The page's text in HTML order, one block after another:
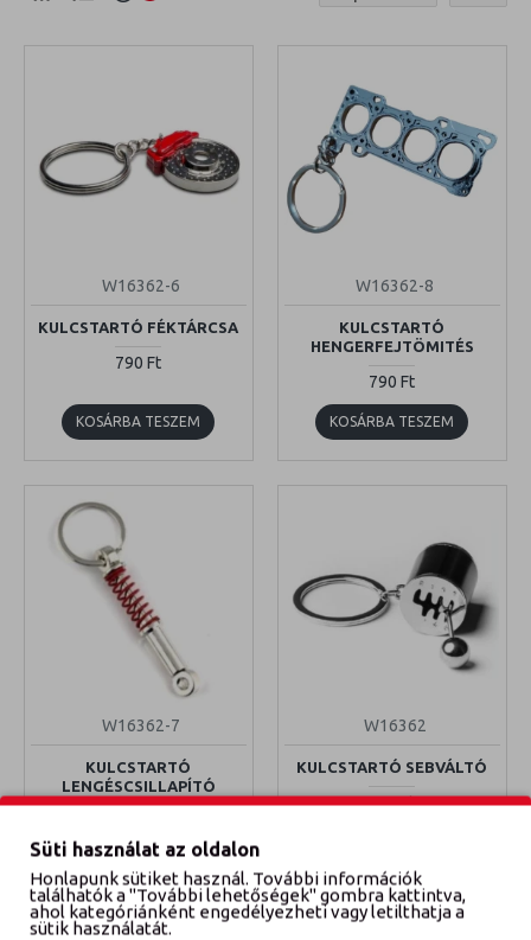
W16362-6
KULCSTARTÓ FÉKTÁRCSA
790 Ft
KOSÁRBA TESZEM
W16362-8
KULCSTARTÓ
HENGERFEJTÖMITÉS
790 Ft
KOSÁRBA TESZEM
W16362-7
KULCSTARTÓ
LENGÉSCSILLAPÍTÓ
KOSÁRBA TESZEM
W16362
KULCSTARTÓ SEBVÁLTÓ
790 Ft
Süti használat az oldalon
Honlapunk sütiket használ. További információk
találhatók a "További lehetőségek" gombra kattintva,
ahol kategóriánként engedélyezheti vagy letilthatja a
sütik használatát.